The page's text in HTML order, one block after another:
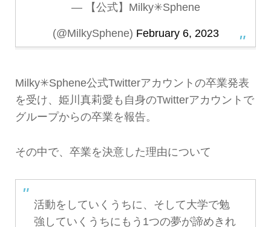
— 【公式】Milky✳︎Sphene
(@MilkySphene) February 6, 2023
Milky✳︎Sphene公式Twitterアカウントの卒業発表
を受け、姫川真莉愛も自身のTwitterアカウントで
グループからの卒業を報告。
その中で、卒業を決意した理由について
活動をしていくうちに、そして大学で勉
強していくうちにもう1つの夢が諦めきれ